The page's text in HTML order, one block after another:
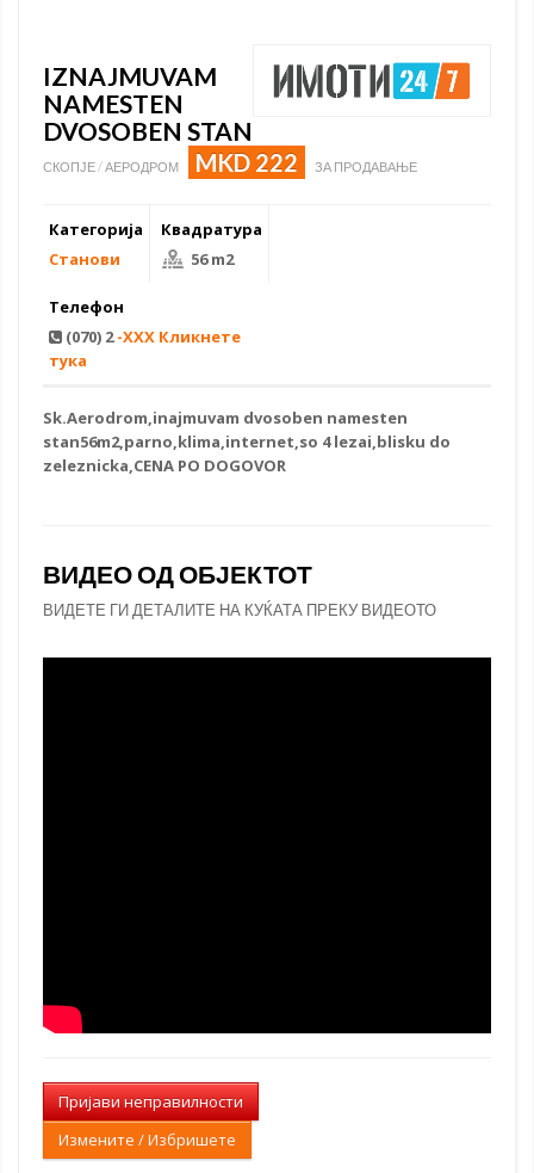
IZNAJMUVAM
NAMESTEN
DVOSOBEN STAN
СКОПЈЕ / АЕРОДРОМ MKD 222 ЗА ПРОДАВАЊЕ
Категорија
Станови
Квадратура
56 m2
Телефон
(070) 2-XXX Кликнете
тука
Sk.Aerodrom,inajmuvam dvosoben namesten
stan56m2,parno,klima,internet,so 4 lezai,blisku do
zeleznicka,CENA PO DOGOVOR
ВИДЕО ОД ОБЈЕКТОТ
ВИДЕТЕ ГИ ДЕТАЛИТЕ НА КУЌАТА ПРЕКУ ВИДЕОТО
Пријави неправилности
Измените / Избришете